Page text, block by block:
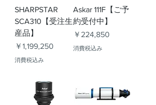
SHARPSTAR
SCA310【受注生
産品】
価格
￥1,199,250
消費税込み
Askar 111F【ご予
約受付中】
価格
￥224,850
消費税込み